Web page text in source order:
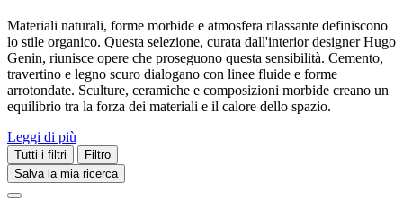
Materiali naturali, forme morbide e atmosfera rilassante definiscono
lo stile organico. Questa selezione, curata dall'interior designer Hugo
Genin, riunisce opere che proseguono questa sensibilità. Cemento,
travertino e legno scuro dialogano con linee fluide e forme
arrotondate. Sculture, ceramiche e composizioni morbide creano un
equilibrio tra la forza dei materiali e il calore dello spazio.
Leggi di più
Tutti i filtri
Filtro
Salva la mia ricerca